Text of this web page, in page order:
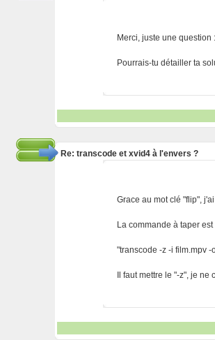
Merci, juste une question :
Pourrais-tu détailler ta
Re: transcode et xvid4 à l'envers ?
Grace au mot clé "flip",
La commande à taper
"transcode -z -i film.mpv
Il faut mettre le "-z", je